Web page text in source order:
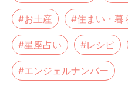
#お土産 #住まい・暮
#星座占い #レシピ
#エンジェルナンバー